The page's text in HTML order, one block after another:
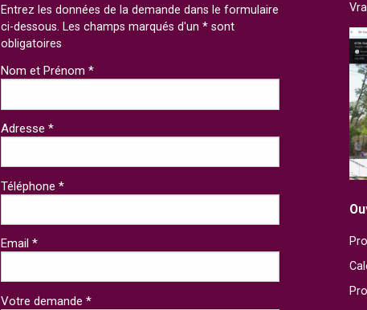
Entrez les données de la demande dans le formulaire
ci-dessous. Les champs marqués d'un * sont
obligatoires
Nom et Prénom *
Adresse *
Téléphone *
Email *
Votre demande *